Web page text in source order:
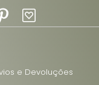
e Devoluções